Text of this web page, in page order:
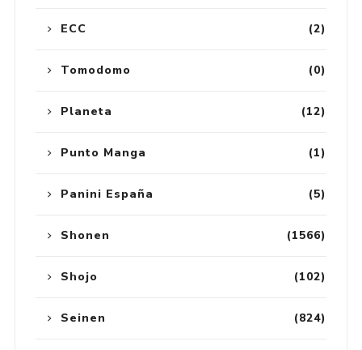
(2)
ECC
(0)
Tomodomo
(12)
Planeta
(1)
Punto Manga
(5)
Panini España
(1566)
Shonen
(102)
Shojo
(824)
Seinen